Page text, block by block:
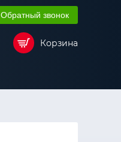
Обратный звонок
Корзина